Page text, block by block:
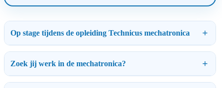
Op stage tijdens de opleiding Technicus mechatronica
Zoek jij werk in de mechatronica?